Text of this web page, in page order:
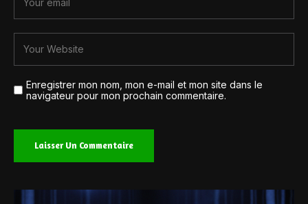
Enregistrer mon nom, mon e-mail et mon site dans le
navigateur pour mon prochain commentaire.